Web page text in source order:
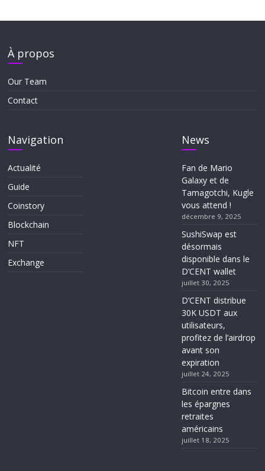
À propos
Our Team
Contact
Navigation
Actualité
Guide
Coinstory
Blockchain
NFT
Exchange
News
Fan de Mario
Galaxy et de
Tamagotchi, Kugle
vous attend !
décembre 9, 2025
SushiSwap est
désormais
disponible dans le
D’CENT wallet
juillet 30, 2025
D’CENT distribue
30K USDT aux
utilisateurs,
profitez de l’airdrop
avant son
expiration
juillet 24, 2025
Bitcoin entre dans
les épargnes
retraites
américains
juillet 18, 2025